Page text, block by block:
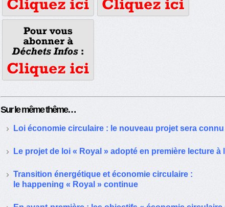
Sur le même thême…
Loi économie circulaire : le nouveau projet sera connu
Le projet de loi « Royal » adopté en première lecture à
Transition énergétique et économie circulaire :
le happening « Royal » continue